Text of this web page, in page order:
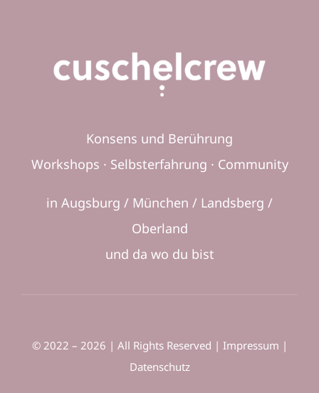
Konsens und Berührung
Workshops · Selbsterfahrung · Community
in Augsburg / München / Landsberg /
Oberland
und da wo du bist
© 2022 – 2026 | All Rights Reserved | Impressum |
Datenschutz